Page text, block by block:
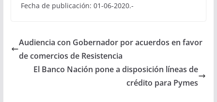
Fecha de publicación: 01-06-2020.-
Audiencia con Gobernador por acuerdos en favor
de comercios de Resistencia
El Banco Nación pone a disposición líneas de
crédito para Pymes